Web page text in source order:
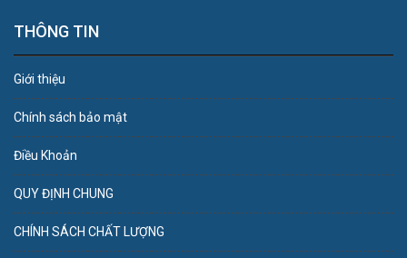
THÔNG TIN
Giới thiệu
Chính sách bảo mật
Điều Khoản
QUY ĐỊNH CHUNG
CHÍNH SÁCH CHẤT LƯỢNG